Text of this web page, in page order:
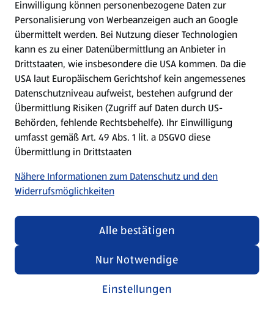
Kochen für Kinder
Rezepte entdecken
Einwilligung können personenbezogene Daten zur
Personalisierung von Werbeanzeigen auch an Google
übermittelt werden. Bei Nutzung dieser Technologien
kann es zu einer Datenübermittlung an Anbieter in
Drittstaaten, wie insbesondere die USA kommen. Da die
USA laut Europäischem Gerichtshof kein angemessenes
Datenschutzniveau aufweist, bestehen aufgrund der
Übermittlung Risiken (Zugriff auf Daten durch US-
Behörden, fehlende Rechtsbehelfe). Ihr Einwilligung
umfasst gemäß Art. 49 Abs. 1 lit. a DSGVO diese
Übermittlung in Drittstaaten
Nähere Informationen zum Datenschutz und den
Widerrufsmöglichkeiten
Einstellungen
Nur Notwendige
Alle bestätigen